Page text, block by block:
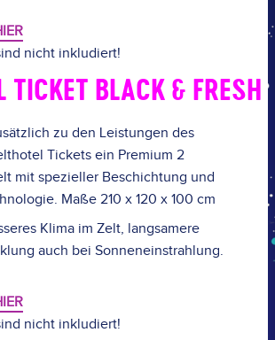
nicht inkludiert!
TICKET BLACK & FRESH
zu den Leistungen des
Tickets ein Premium 2
mit spezieller Beschichtung und
Maße 210 x 120 x 100 cm
Klima im Zelt, langsamere
auch bei Sonneneinstrahlung.
nicht inkludiert!